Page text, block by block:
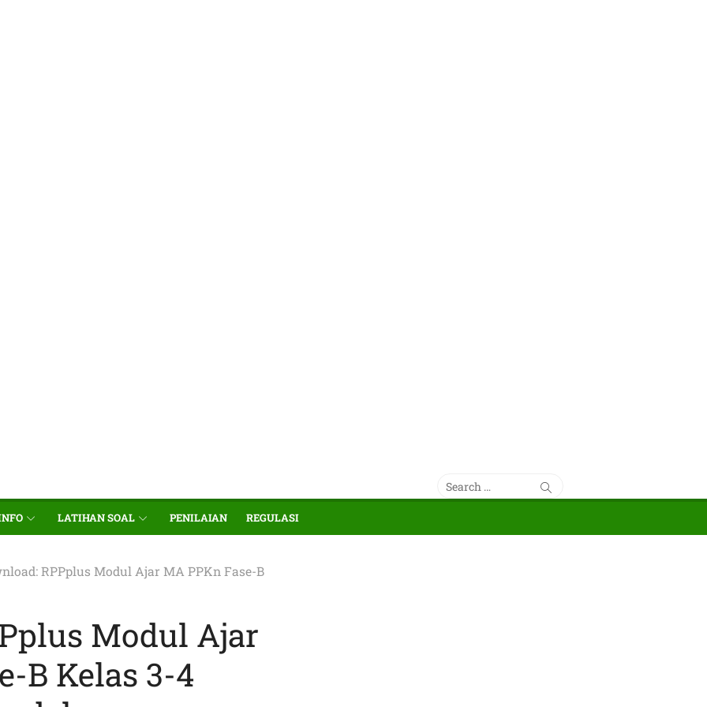
Search
Search
LATIHAN SOAL PENILAIAN REGULASI
RPPplus Modul Ajar MA PPKn Fase-B
Modul Ajar
B Kelas 3-4